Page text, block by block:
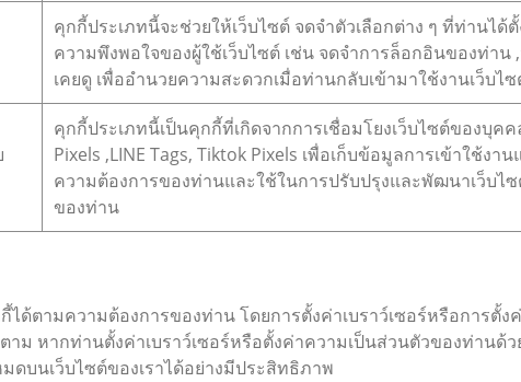
คุกกี้ประเภทนี้จะช่วยให้เว็บไซต์ จดจำตัวเลือกต่าง ๆ ที่ท่านไ
ความพึงพอใจของผู้ใช้เว็บไซต์ เช่น จดจำการล็อกอินของท่า
เคยดู เพื่ออำนวยความสะดวกเมื่อท่านกลับเข้ามาใช้งานเว็บไ
คุกกี้ประเภทนี้เป็นคุกกี้ที่เกิดจากการเชื่อมโยงเว็บไซต์ของบุค
Pixels ,LINE Tags, Tiktok Pixels เพื่อเก็บข้อมูลการเข้าใช้ง
ความต้องการของท่านและใช้ในการปรับปรุงและพัฒนาเว็บ
ของท่าน
ด้ตามความต้องการของท่าน โดยการตั้งค่าเบราว์เซอร์หรือการตั้ง
ม หากท่านตั้งค่าเบราว์เซอร์หรือตั้งค่าความเป็นส่วนตัวของท่านด้
บนเว็บไซต์ของเราได้อย่างมีประสิทธิภาพ